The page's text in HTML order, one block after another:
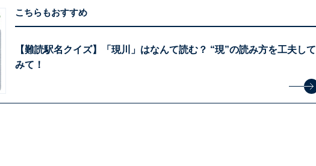
こちらもおすすめ
【難読駅名クイズ】「現川」はなんて読む？ “現”の読み方を工夫して
みて！